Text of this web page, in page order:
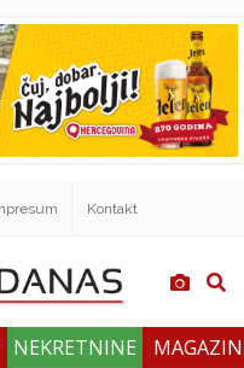
Kontakt
NEKRETNINE